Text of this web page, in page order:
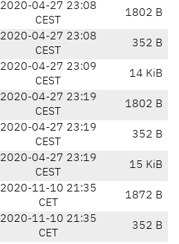
2020-04-27 23:08
CEST
1802 B
2020-04-27 23:08
CEST
352 B
2020-04-27 23:09
CEST
14 KiB
2020-04-27 23:19
CEST
1802 B
2020-04-27 23:19
CEST
352 B
2020-04-27 23:19
CEST
15 KiB
2020-11-10 21:35
CET
1872 B
2020-11-10 21:35
CET
352 B